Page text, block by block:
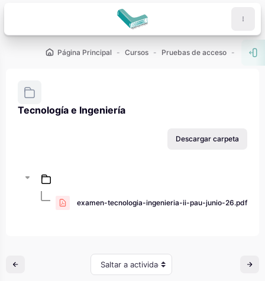
Página Principal Cursos Pruebas de acceso PAU -
Tecnología e Ingeniería
Descargar carpeta
examen-tecnologia-ingenieria-ii-pau-junio-26.pdf
Saltar a actividad